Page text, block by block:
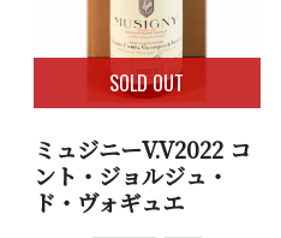
SOLD OUT
ミュジニーV.V2022 コ
ント・ジョルジュ・
ド・ヴォギュエ